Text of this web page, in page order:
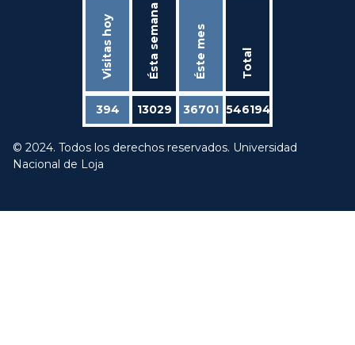
Visitas hoy Ésta semana Éste mes Total
394 13029 36701 546194
© 2024. Todos los derechos reservados. Universidad
Nacional de Loja